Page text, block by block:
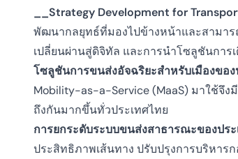
__Strategy Development for
พัฒนากลยุทธ์ที่มองไปข้างหน้าและสามาร
เปลี่ยนผ่านสู่ดิจิทัล และการนำโซลูชันกา
โซลูชันการขนส่งอัจฉริยะสำหรับเมืองของ
Mobility-as-a-Service (MaaS) มาใช้จึ
ถึงกันมากขึ้นทั่วประเทศไทย
การยกระดับระบบขนส่งสาธารณะของประ
ประสิทธิภาพเส้นทาง ปรับปรุงการบริหา